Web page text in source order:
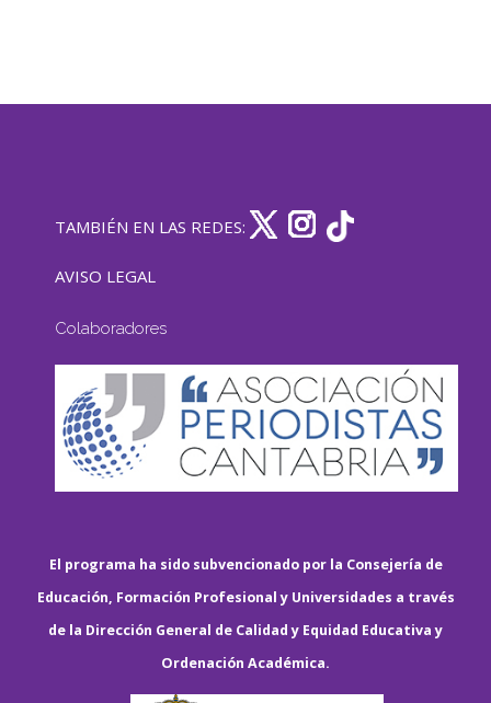
TAMBIÉN EN LAS REDES:
AVISO LEGAL
Colaboradores
El programa ha sido subvencionado por la Consejería de
Educación, Formación Profesional y Universidades a través
de la Dirección General de Calidad y Equidad Educativa y
Ordenación Académica.